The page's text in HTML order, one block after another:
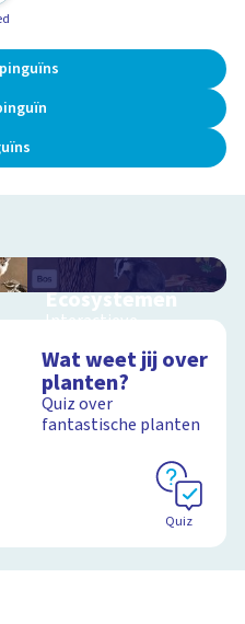
Ecosystemen
Interactieve
Veluwe
Wat weet jij over
planten?
Quiz over
fantastische planten
Quiz